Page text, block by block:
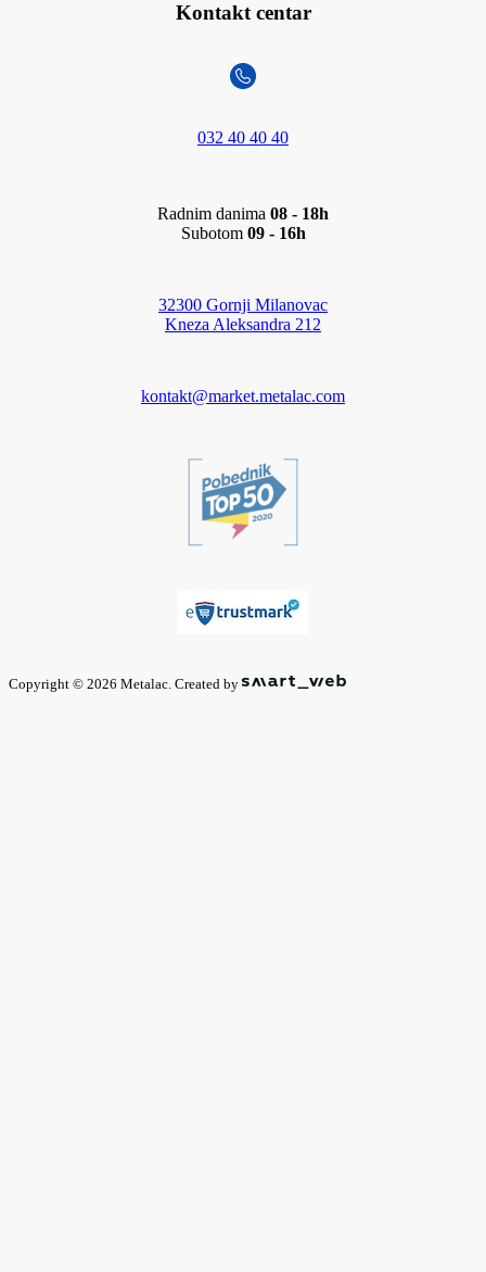
Kontakt centar
032 40 40 40
Radnim danima 08 - 18h
Subotom 09 - 16h
32300 Gornji Milanovac
Kneza Aleksandra 212
kontakt@market.metalac.com
Copyright © 2026 Metalac. Created by